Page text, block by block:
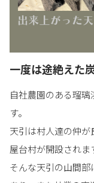
一度は途絶えた
自社農園のある瑠
す。
天引は村人達の仲
屋台村が開設されま
そんな天引の山間